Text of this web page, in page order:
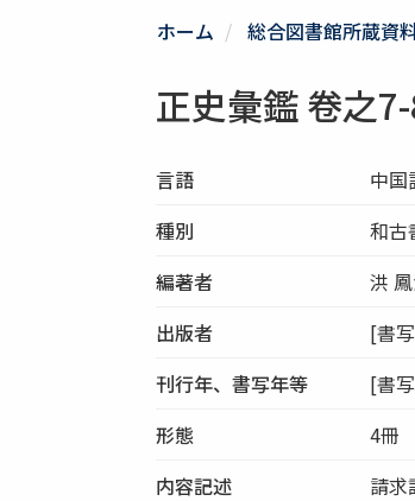
ホーム 総合図書館所蔵資
正史彙鑑 卷之
言語
中国
種別
和古
編著者
洪
出版者
[書
刊行年、書写年等
[書
形態
4冊
内容記述
請求